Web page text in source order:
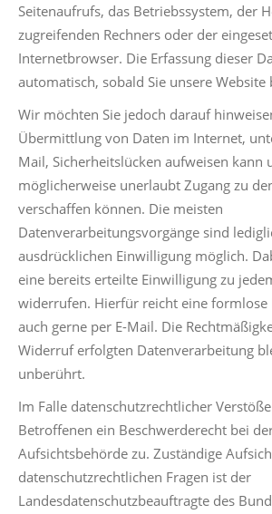
Seitenaufrufs, das Betriebssystem, der
zugreifenden Rechners oder der
Internetbrowser. Die Erfassung dieser
automatisch, sobald Sie unsere Website
Wir möchten Sie jedoch darauf
Übermittlung von Daten im Internet,
Mail, Sicherheitslücken aufweisen kann
möglicherweise unerlaubt Zugang zu
verschaffen können. Die meisten
Datenverarbeitungsvorgänge sind
ausdrücklichen Einwilligung möglich.
eine bereits erteilte Einwilligung zu
widerrufen. Hierfür reicht eine formlose
auch gerne per E-Mail. Die
Widerruf erfolgten Datenverarbeitung
unberührt.
Im Falle datenschutzrechtlicher
Betroffenen ein Beschwerderecht bei
Aufsichtsbehörde zu. Zuständige
datenschutzrechtlichen Fragen ist der
Landesdatenschutzbeauftragte des